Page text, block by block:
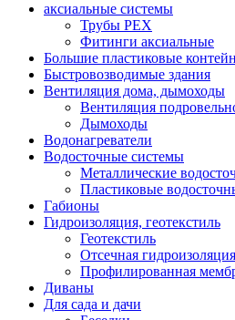
аксиальные системы
Трубы PEX
Фитинги аксиальные
Большие пластиковые
Быстровозводимые здания
Вентиляция дома, дымоходы
Вентиляция
Дымоходы
Водонагреватели
Водосточные системы
Металлические
Пластиковые
Габионы
Гидроизоляция, геотекстиль
Геотекстиль
Отсечная гидроизоляция
Профилированная
Диваны
Для сада и дачи